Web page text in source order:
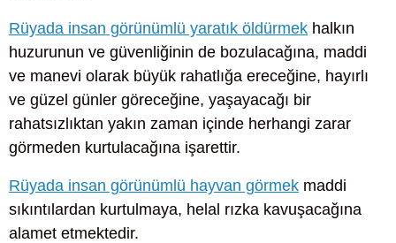
Rüyada insan görünümlü yaratık öldürmek halkın
huzurunun ve güvenliğinin de bozulacağına, maddi
ve manevi olarak büyük rahatlığa ereceğine, hayırlı
ve güzel günler göreceğine, yaşayacağı bir
rahatsızlıktan yakın zaman içinde herhangi zarar
görmeden kurtulacağına işarettir.
Rüyada insan görünümlü hayvan görmek maddi
sıkıntılardan kurtulmaya, helal rızka kavuşacağına
alamet etmektedir.